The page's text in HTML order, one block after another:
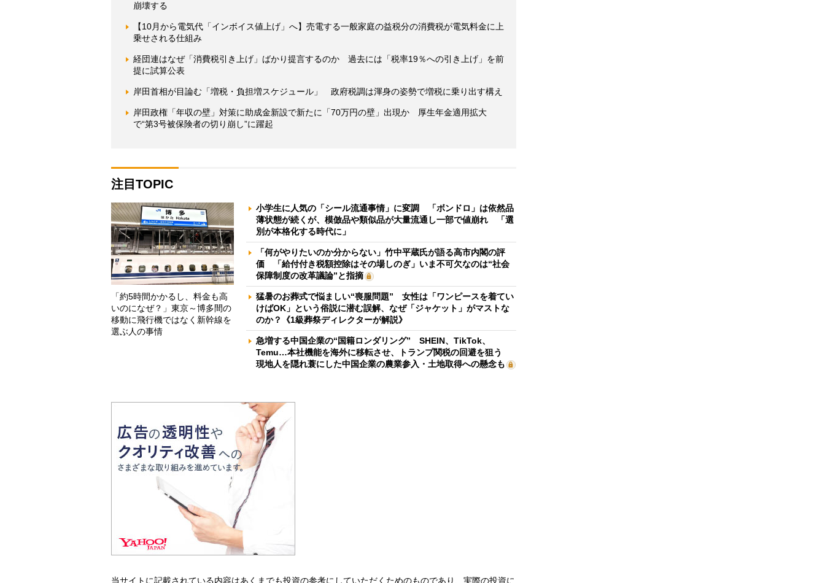
崩壊する
【10月から電気代「インボイス値上げ」へ】売電する一般家庭の益税分の消費税が電気料金に上
乗せされる仕組み
経団連はなぜ「消費税引き上げ」ばかり提言するのか 過去には「税率19％への引き上げ」を前
提に試算公表
岸田首相が目論む「増税・負担増スケジュール」 政府税調は渾身の姿勢で増税に乗り出す構え
岸田政権「年収の壁」対策に助成金新設で新たに「70万円の壁」出現か 厚生年金適用拡大
で“第3号被保険者の切り崩し”に躍起
注目TOPIC
「約5時間かかるし、料金も高
いのになぜ？」東京～博多間の
移動に飛行機ではなく新幹線を
選ぶ人の事情
小学生に人気の「シール流通事情」に変調 「ボンドロ」は依然品
薄状態が続くが、模倣品や類似品が大量流通し一部で値崩れ 「選
別が本格化する時代に」
「何がやりたいのか分からない」竹中平蔵氏が語る高市内閣の評
価 「給付付き税額控除はその場しのぎ」いま不可欠なのは“社会
保障制度の改革議論”と指摘
猛暑のお葬式で悩ましい“喪服問題” 女性は「ワンピースを着てい
けばOK」という俗説に潜む誤解、なぜ「ジャケット」がマストな
のか？《1級葬祭ディレクターが解説》
急増する中国企業の“国籍ロンダリング” SHEIN、TikTok、
Temu…本社機能を海外に移転させ、トランプ関税の回避を狙う
現地人を隠れ蓑にした中国企業の農業参入・土地取得への懸念も
当サイトに記載されている内容はあくまでも投資の参考にしていただくためのものであり、実際の投資に